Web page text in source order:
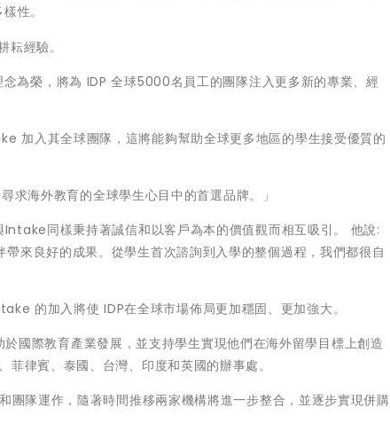
性。
經驗。
為榮，將為 IDP 全球5000名員工的團隊注入更多新的專業、經
入其全球團隊，這將能夠幫助全球更多地區的學生接受優質的
海外教育的全球學生心目中的首選品牌。」
同樣秉持著誠信和以客戶為本的價值觀而相互吸引。 他說:
來良好的成果。從學生首次諮詢到入學的整個過程，我們都很自
加入將使 IDP在全球市場佈局更加穩固、更加強大。
際教育產業發展，並支持學生實現他們在海外留學目標上創造
律賓、泰國、台灣、印度和英國的辦事處。
隊運作，隨著時間推移兩家機構將進一步整合，並逐步實現併購